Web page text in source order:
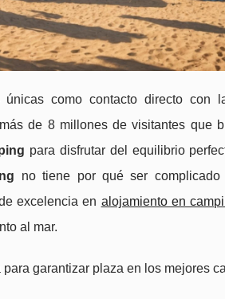
como contacto directo con
de 8 millones de visitantes que
para disfrutar del equilibrio
no tiene por qué ser
excelencia en alojamiento en
al mar.
garantizar plaza en los mejores